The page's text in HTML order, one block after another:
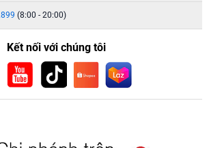
(8:00 - 20:00)
Kết nối với chúng tôi